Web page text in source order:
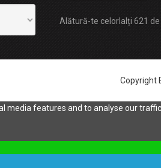
Alătură-te celorlalți 621 de
Copyright
media features and to analyse our